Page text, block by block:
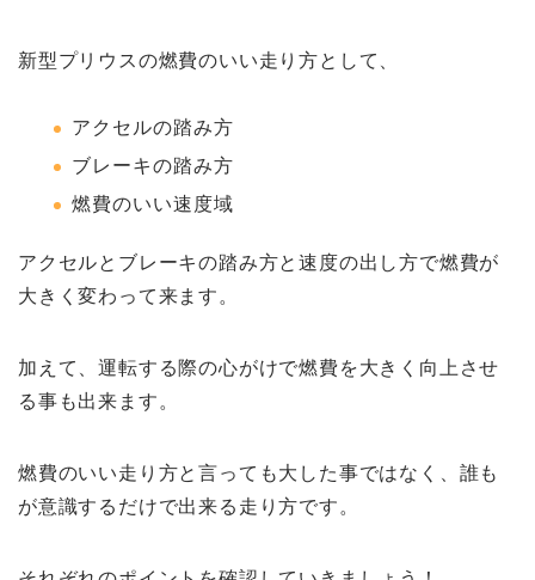
新型プリウスの燃費のいい走り方として、
アクセルの踏み方
ブレーキの踏み方
燃費のいい速度域
アクセルとブレーキの踏み方と速度の出し方で燃費が
大きく変わって来ます。
加えて、運転する際の心がけで燃費を大きく向上させ
る事も出来ます。
燃費のいい走り方と言っても大した事ではなく、誰も
が意識するだけで出来る走り方です。